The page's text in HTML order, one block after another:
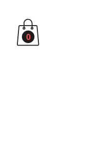
0